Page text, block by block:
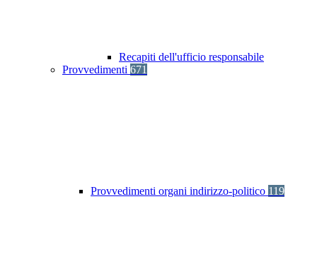
Recapiti dell'ufficio responsabile
Provvedimenti 671
Provvedimenti organi indirizzo-politico 119